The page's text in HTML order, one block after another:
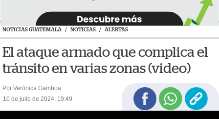
NOTICIAS GUATEMALA / NOTICIAS / ALERTAS
El ataque armado que complica el
tránsito en varias zonas (video)
Por Verónica Gamboa
10 de julio de 2024, 19:49